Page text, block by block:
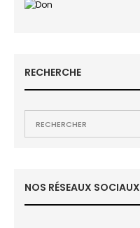
RECHERCHE
NOS RÉSEAUX SOCIAUX